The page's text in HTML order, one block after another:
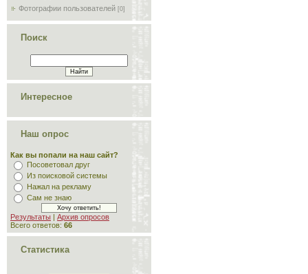
Фотографии пользователей [0]
Поиск
Интересное
Наш опрос
Как вы попали на наш сайт?
Посоветовал друг
Из поисковой системы
Нажал на рекламу
Сам не знаю
Результаты | Архив опросов
Всего ответов: 66
Статистика